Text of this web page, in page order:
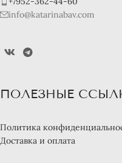
info@katarinabav.com
ПОЛЕЗНЫЕ
Политика
Доставка и оплата